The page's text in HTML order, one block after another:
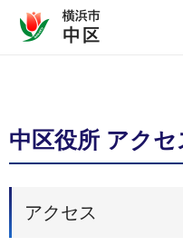
中区役所 アク
アクセス